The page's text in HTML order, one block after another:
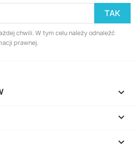
chwili. W tym celu należy odnaleźć
prawnej.


